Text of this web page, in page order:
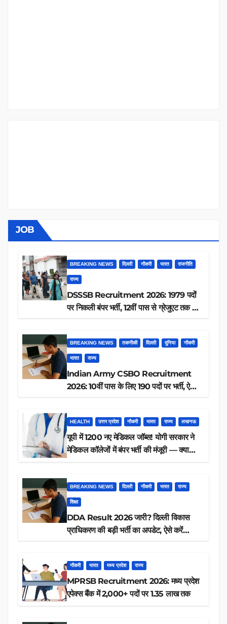
JOB
BREAKING NEWS दिल्ली नौकरी भारत राजनीति
राज्य
DSSSB Recruitment 2026: 1979 पदों
पर निकली बंपर भर्ती, 12वीं पास से ग्रेजुएट तक करें
BREAKING NEWS तकनीकी दिल्ली दुनिया नौकरी
भारत राज्य
Indian Army CSBO Recruitment
2026: 10वीं पास के लिए 190 पदों पर भर्ती, ऐसे
HEALTH उत्तर प्रदेश नौकरी भारत राज्य लखनऊ
यूपी में 1200 नए मेडिकल जॉब्स! योगी सरकार ने
मेडिकल कॉलेजों में बंपर भर्ती की मंजूरी — क्या
BREAKING NEWS दिल्ली नौकरी भारत राज्य
शिक्षा
DDA Result 2026 जारी? दिल्ली विकास
प्राधिकरण की बड़ी भर्ती का अपडेट, ऐसे करें
नौकरी भारत मध्य प्रदेश राज्य
MPRSB Recruitment 2026: मध्य प्रदेश
एपेक्स बैंक में 2,000+ पदों पर 1.35 लाख तक